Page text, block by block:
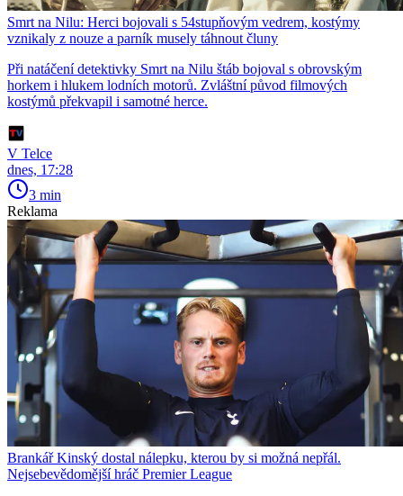
Smrt na Nilu: Herci bojovali s 54stupňovým vedrem, kostýmy
vznikaly z nouze a parník musely táhnout čluny
Při natáčení detektivky Smrt na Nilu štáb bojoval s obrovským
horkem i hlukem lodních motorů. Zvláštní původ filmových
kostýmů překvapil i samotné herce.
V Telce
dnes, 17:28
3 min
Reklama
Brankář Kinský dostal nálepku, kterou by si možná nepřál.
Nejsebevědomější hráč Premier League